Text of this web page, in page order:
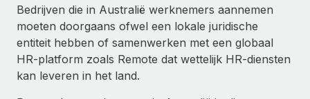
Bedrijven die in Australië werknemers aannemen
moeten doorgaans ofwel een lokale juridische
entiteit hebben of samenwerken met een globaal
HR-platform zoals Remote dat wettelijk HR-diensten
kan leveren in het land.